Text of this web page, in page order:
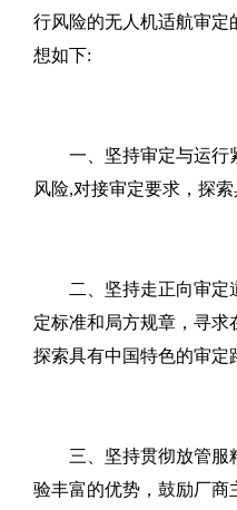
行风险的无人机适航审定
想如下:
一、坚持审定与运行
风险,对接审定要求，探
二、坚持走正向审定
定标准和局方规章，寻求
探索具有中国特色的审定
三、坚持贯彻放管服
验丰富的优势，鼓励厂商